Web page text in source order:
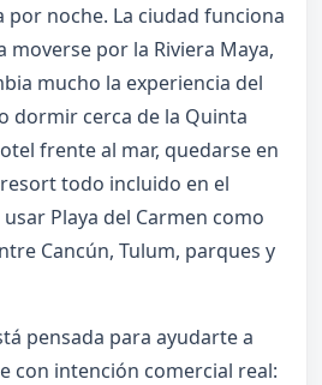
noche. La ciudad funciona
moverse por la Riviera Maya,
mucho la experiencia del
dormir cerca de la Quinta
frente al mar, quedarse en
todo incluido en el
Playa del Carmen como
Cancún, Tulum, parques y
pensada para ayudarte a
con intención comercial real: